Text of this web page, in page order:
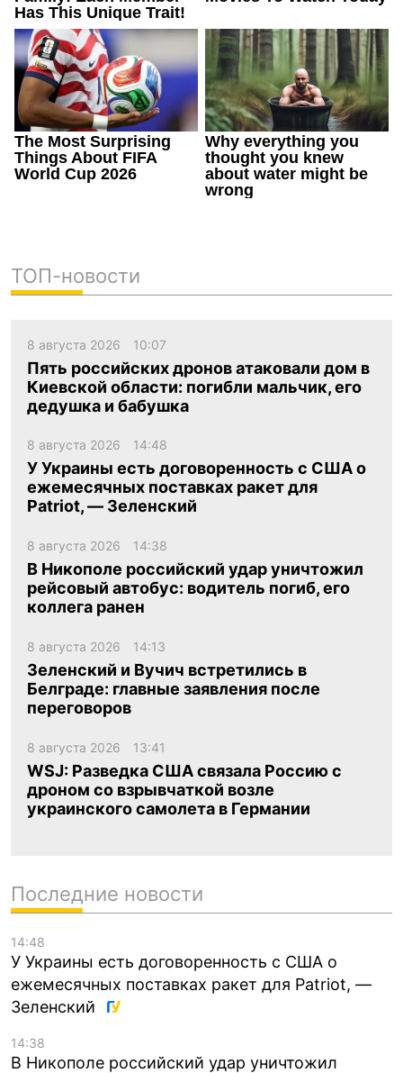
ТОП-новости
8 августа 2026 10:07
Пять российских дронов атаковали дом в
Киевской области: погибли мальчик, его
дедушка и бабушка
8 августа 2026 14:48
У Украины есть договоренность с США о
ежемесячных поставках ракет для
Patriot, — Зеленский
8 августа 2026 14:38
В Никополе российский удар уничтожил
рейсовый автобус: водитель погиб, его
коллега ранен
8 августа 2026 14:13
Зеленский и Вучич встретились в
Белграде: главные заявления после
переговоров
8 августа 2026 13:41
WSJ: Разведка США связала Россию с
дроном со взрывчаткой возле
украинского самолета в Германии
Последние новости
14:48
У Украины есть договоренность с США о
ежемесячных поставках ракет для Patriot, —
Зеленский
14:38
В Никополе российский удар уничтожил